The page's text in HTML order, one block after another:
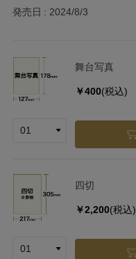
発売日 2024/8/3
舞台写真
￥400(税込)
四切
￥2,200(税込)